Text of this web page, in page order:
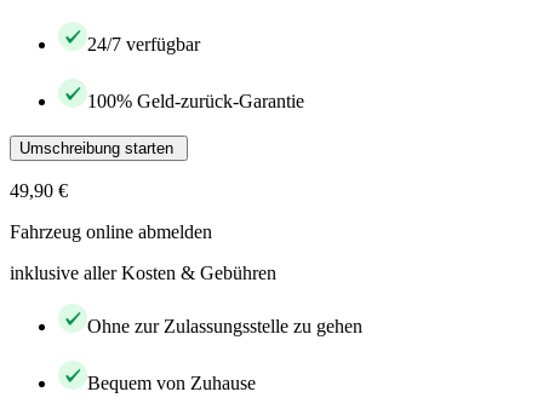
24/7 verfügbar
100% Geld-zurück-Garantie
Umschreibung starten
49,90 €
Fahrzeug online abmelden
inklusive aller Kosten & Gebühren
Ohne zur Zulassungsstelle zu gehen
Bequem von Zuhause